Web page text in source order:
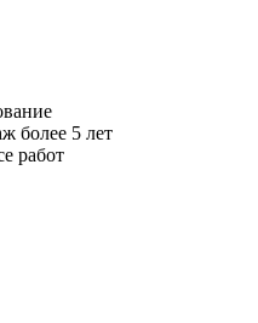
более 5 лет
работ